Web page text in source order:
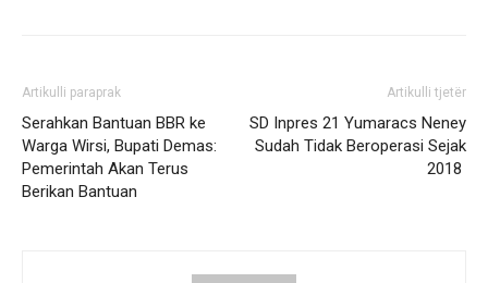
Artikulli paraprak
Serahkan Bantuan BBR ke
Warga Wirsi, Bupati Demas:
Pemerintah Akan Terus
Berikan Bantuan
Artikulli tjetër
SD Inpres 21 Yumaracs Neney
Sudah Tidak Beroperasi Sejak
2018